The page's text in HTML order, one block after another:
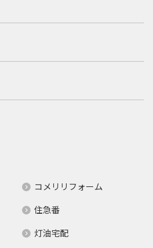
コメリリフォーム
住急番
灯油宅配